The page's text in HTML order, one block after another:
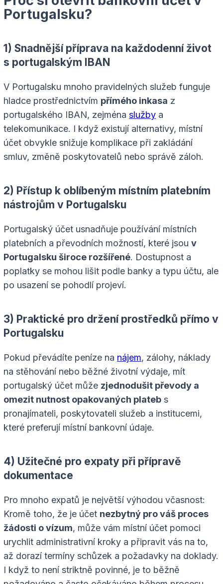
Portugalsku?
1) Snadnější příprava na každodenní život
s portugalským IBAN
V Portugalsku mnoho pravidelných služeb funguje
hladce prostřednictvím přímého inkasa z
portugalského IBAN, zejména služby a
telekomunikace. I když existují alternativy, místní
účet obvykle snižuje komplikace při zakládání
smluv, změně poskytovatelů nebo správě záloh.
2) Přístup k oblíbeným místním platebním
nástrojům v Portugalsku
Portugalský účet usnadňuje používání místních
platebních a převodních možností, které jsou v
Portugalsku široce rozšířené. Dostupnost a
poplatky se mohou lišit podle banky a typu účtu, ale
po usazení se pohodlí projeví.
3) Praktické pro držení prostředků přímo v
Portugalsku
Pokud převádíte peníze na nájem, zálohy, náklady
na stěhování nebo běžné životní výdaje, mít
portugalský účet může zjednodušit převody a
omezit nutnost opakovaných plateb s
pronajímateli, poskytovateli služeb a institucemi,
které preferují místní bankovní údaje.
4) Užitečné pro expaty při přípravě
dokumentace
Pro mnoho expatů je největší výhodou včasnost:
Kromě toho, že je účet nezbytný pro váš proces
žádosti o vízum, může vám místní účet pomoci
urychlit administrativní kroky a připravit vás na to,
až dorazí termíny schůzek a požadavky na doklady.
I když to není striktně povinné, je to běžně